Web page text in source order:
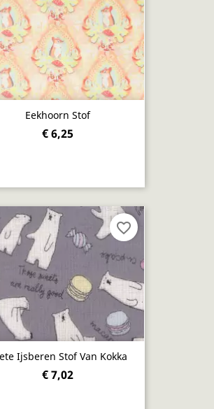
Eekhoorn Stof
€ 6,25
Ijsberen Stof Van Kokka
€ 7,02
favorite_border